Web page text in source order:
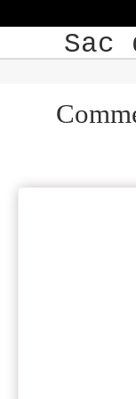
Sac